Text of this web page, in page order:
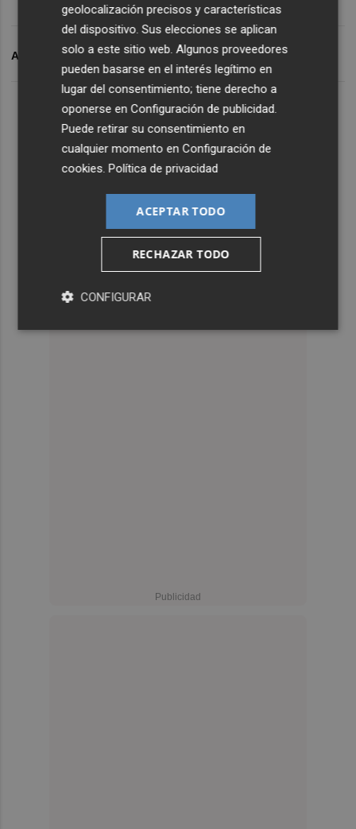
ARCHIVADO EN COEMAC
geolocalización precisos y características
del dispositivo. Sus elecciones se aplican
solo a este sitio web. Algunos proveedores
pueden basarse en el interés legítimo en
lugar del consentimiento; tiene derecho a
oponerse enConfiguración de publicidad
Puede retirar su consentimiento en
cualquier momento enConfiguración de
cookies .Política de privacidad
ACEPTAR TODO
RECHAZAR TODO
CONFIGURAR